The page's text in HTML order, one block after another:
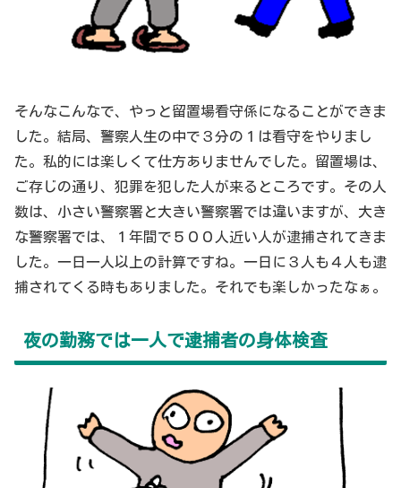
そんなこんなで、やっと留置場看守係になることができま
した。結局、警察人生の中で３分の１は看守をやりまし
た。私的には楽しくて仕方ありませんでした。留置場は、
ご存じの通り、犯罪を犯した人が来るところです。その人
数は、小さい警察署と大きい警察署では違いますが、大き
な警察署では、１年間で５００人近い人が逮捕されてきま
した。一日一人以上の計算ですね。一日に３人も４人も逮
捕されてくる時もありました。それでも楽しかったなぁ。
夜の勤務では一人で逮捕者の身体検査